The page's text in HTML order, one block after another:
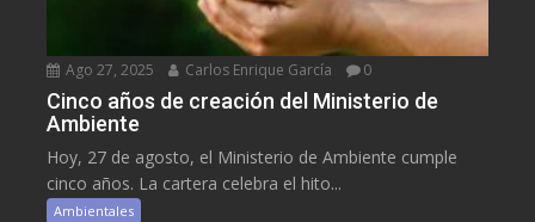
Ago 27, 2025 Carlos Enrique García 0
Cinco años de creación del Ministerio de
Ambiente
Hoy, 27 de agosto, el Ministerio de Ambiente cumple
cinco años. La cartera celebra el hito...
Ambientales